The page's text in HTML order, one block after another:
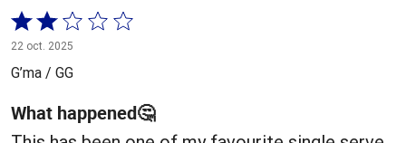
Coté
2 sur
5
22 oct. 2025
G’ma / GG
What happened🤔